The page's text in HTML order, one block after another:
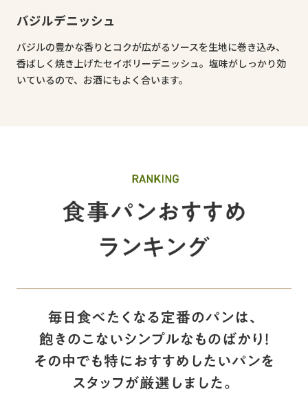
バジルデニッシュ
バジルの豊かな香りとコクが広がるソースを生地に巻き込み、
香ばしく焼き上げたセイボリーデニッシュ。塩味がしっかり効
いているので、お酒にもよく合います。